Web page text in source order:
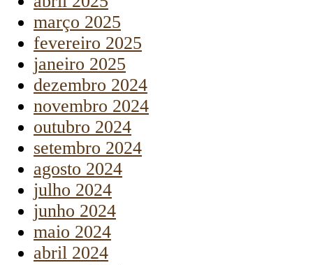
março 2025
fevereiro 2025
janeiro 2025
dezembro 2024
novembro 2024
outubro 2024
setembro 2024
agosto 2024
julho 2024
junho 2024
maio 2024
abril 2024